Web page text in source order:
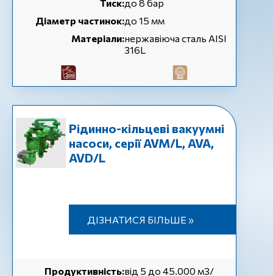
Тиск:до 8 бар
Діаметр частинок:до 15 мм
Матеріали:нержавіюча сталь AISI
316L
Рідинно-кільцеві вакуумні
насоси, серії AVM/L, AVA,
AVD/L
ДІЗНАТИСЯ БІЛЬШЕ »
Продуктивність:від 5 до 45.000 м3/